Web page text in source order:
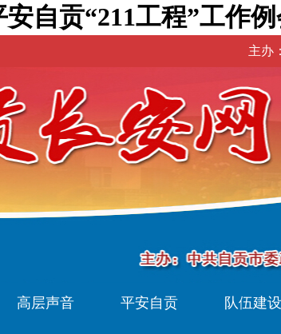
自贡“211工程”工作
主办
高层声音 平安自贡 队伍建设